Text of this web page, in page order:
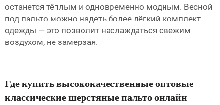
останется тёплым и одновременно модным. Весной
под пальто можно надеть более лёгкий комплект
одежды — это позволит наслаждаться свежим
воздухом, не замерзая.
Где купить высококачественные оптовые
классические шерстяные пальто онлайн